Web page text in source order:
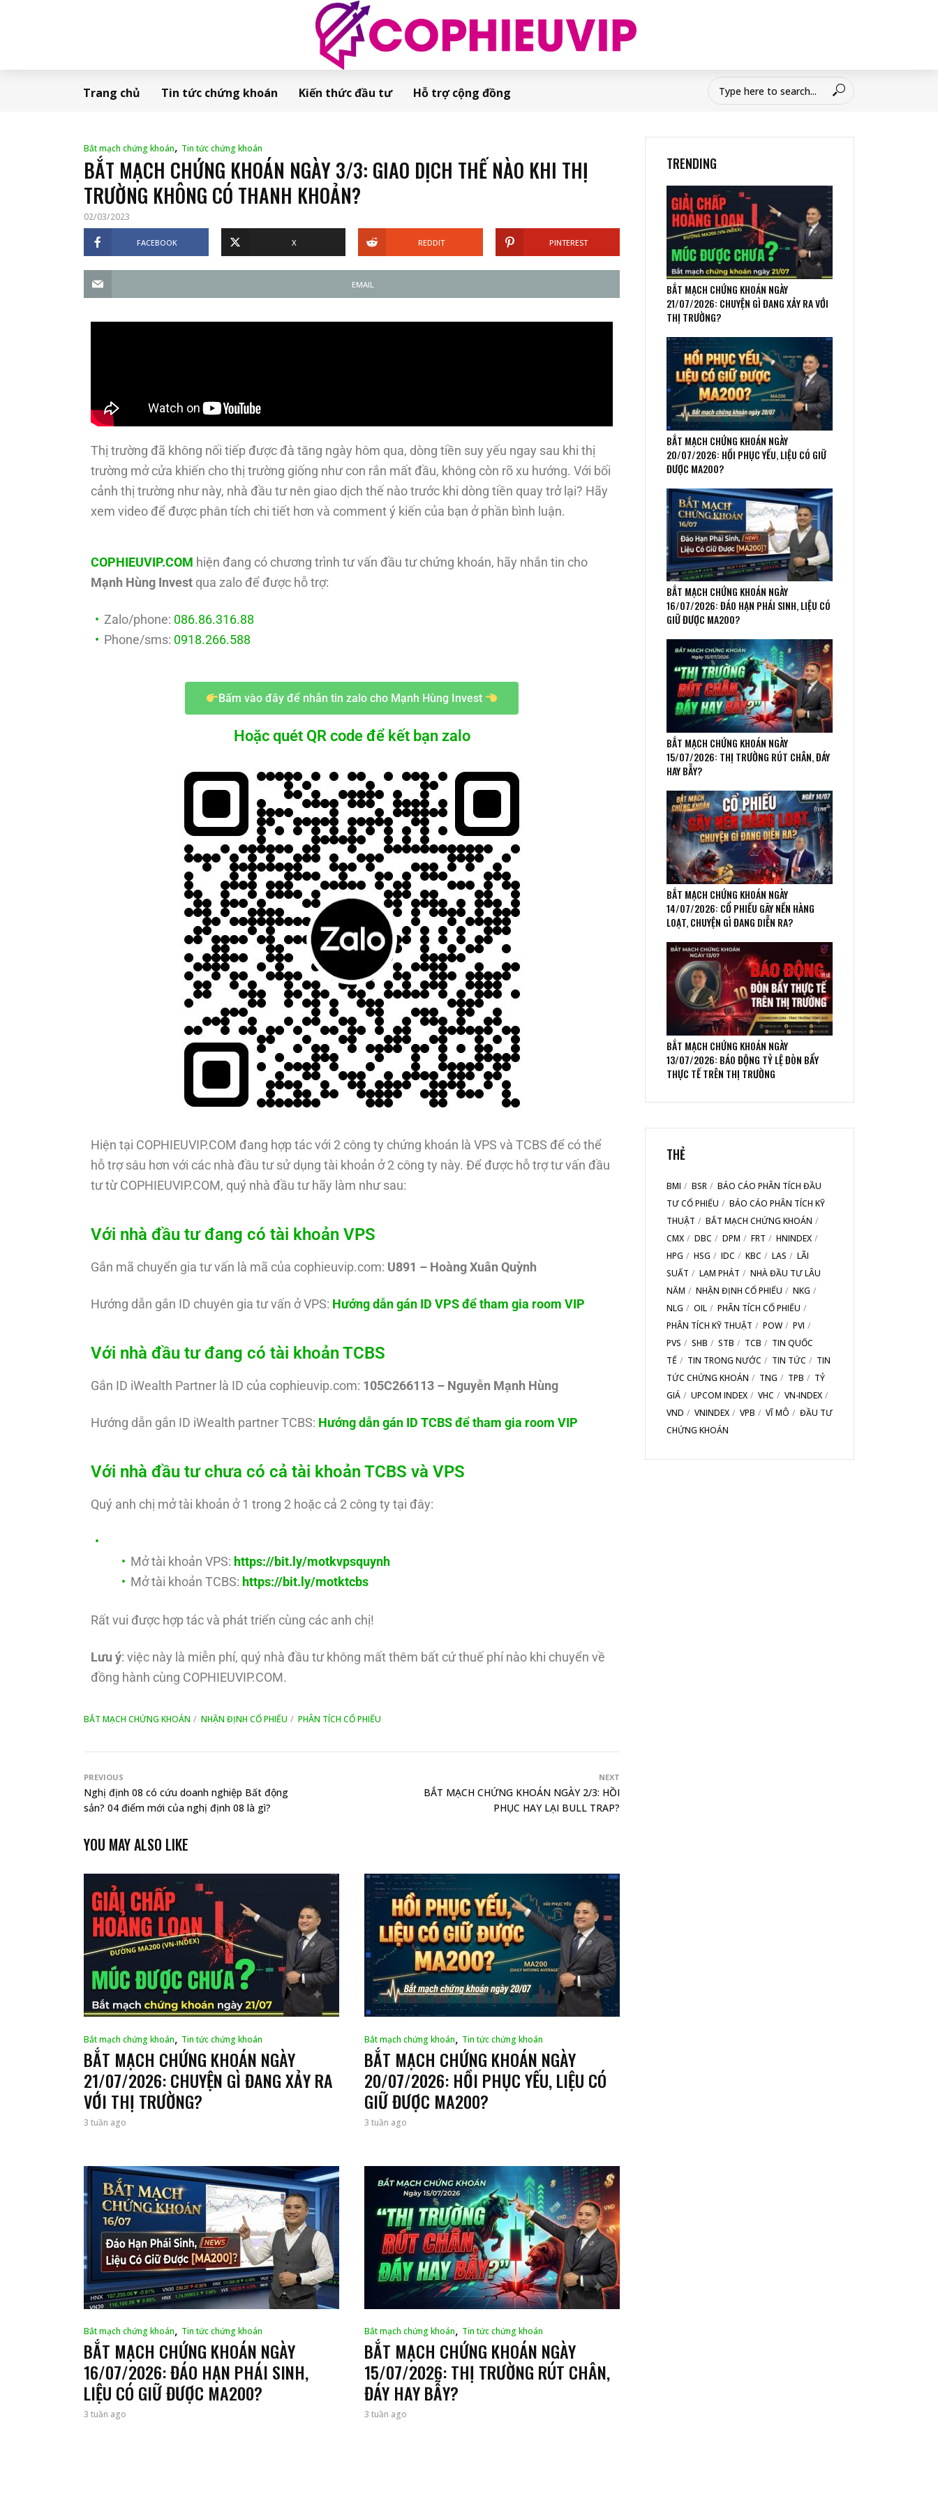
Trang chủ Tin tức chứng khoán Kiến thức đầu tư Hỗ trợ cộng đồng
Bắt mạch chứng khoán, Tin tức chứng khoán
BẮT MẠCH CHỨNG KHOÁN NGÀY 3/3: GIAO DỊCH THẾ NÀO KHI THỊ
TRƯỜNG KHÔNG CÓ THANH KHOẢN?
02/03/2023
FACEBOOK X REDDIT PINTEREST
EMAIL
Thị trường đã không nối tiếp được đà tăng ngày hôm qua, dòng tiền suy yếu ngay sau khi thị
trường mở cửa khiến cho thị trường giống như con rắn mất đầu, không còn rõ xu hướng. Với bối
cảnh thị trường như này, nhà đầu tư nên giao dịch thế nào trước khi dòng tiền quay trở lại? Hãy
xem video để được phân tích chi tiết hơn và comment ý kiến của bạn ở phần bình luận.
COPHIEUVIP.COM hiện đang có chương trình tư vấn đầu tư chứng khoán, hãy nhắn tin cho
Mạnh Hùng Invest qua zalo để được hỗ trợ:
Zalo/phone: 086.86.316.88
Phone/sms: 0918.266.588
Bấm vào đây để nhắn tin zalo cho Mạnh Hùng Invest
Hoặc quét QR code để kết bạn zalo
Hiện tại COPHIEUVIP.COM đang hợp tác với 2 công ty chứng khoán là VPS và TCBS để có thể
hỗ trợ sâu hơn với các nhà đầu tư sử dụng tài khoản ở 2 công ty này. Để được hỗ trợ tư vấn đầu
tư từ COPHIEUVIP.COM, quý nhà đầu tư hãy làm như sau:
Với nhà đầu tư đang có tài khoản VPS
Gắn mã chuyển gia tư vấn là mã của cophieuvip.com: U891 – Hoàng Xuân Quỳnh
Hướng dẫn gắn ID chuyên gia tư vấn ở VPS: Hướng dẫn gán ID VPS để tham gia room VIP
Với nhà đầu tư đang có tài khoản TCBS
Gắn ID iWealth Partner là ID của cophieuvip.com: 105C266113 – Nguyễn Mạnh Hùng
Hướng dẫn gắn ID iWealth partner TCBS: Hướng dẫn gán ID TCBS để tham gia room VIP
Với nhà đầu tư chưa có cả tài khoản TCBS và VPS
Quý anh chị mở tài khoản ở 1 trong 2 hoặc cả 2 công ty tại đây:
Mở tài khoản VPS: https://bit.ly/motkvpsquynh
Mở tài khoản TCBS: https://bit.ly/motktcbs
Rất vui được hợp tác và phát triển cùng các anh chị!
Lưu ý: việc này là miễn phí, quý nhà đầu tư không mất thêm bất cứ thuế phí nào khi chuyển về
đồng hành cùng COPHIEUVIP.COM.
BẮT MẠCH CHỨNG KHOÁN NHẬN ĐỊNH CỔ PHIẾU PHÂN TÍCH CỔ PHIẾU
PREVIOUS
Nghị định 08 có cứu doanh nghiệp Bất động
sản? 04 điểm mới của nghị định 08 là gì?
NEXT
BẮT MẠCH CHỨNG KHOÁN NGÀY 2/3: HỒI
PHỤC HAY LẠI BULL TRAP?
YOU MAY ALSO LIKE
Bắt mạch chứng khoán, Tin tức chứng khoán
BẮT MẠCH CHỨNG KHOÁN NGÀY
21/07/2026: CHUYỆN GÌ ĐANG XẢY RA
VỚI THỊ TRƯỜNG?
3 tuần ago
Bắt mạch chứng khoán, Tin tức chứng khoán
BẮT MẠCH CHỨNG KHOÁN NGÀY
20/07/2026: HỒI PHỤC YẾU, LIỆU CÓ
GIỮ ĐƯỢC MA200?
3 tuần ago
Bắt mạch chứng khoán, Tin tức chứng khoán
BẮT MẠCH CHỨNG KHOÁN NGÀY
16/07/2026: ĐÁO HẠN PHÁI SINH,
LIỆU CÓ GIỮ ĐƯỢC MA200?
3 tuần ago
Bắt mạch chứng khoán, Tin tức chứng khoán
BẮT MẠCH CHỨNG KHOÁN NGÀY
15/07/2026: THỊ TRƯỜNG RÚT CHÂN,
ĐÁY HAY BẪY?
3 tuần ago
TRENDING
BẮT MẠCH CHỨNG KHOÁN NGÀY
21/07/2026: CHUYỆN GÌ ĐANG XẢY RA VỚI
THỊ TRƯỜNG?
BẮT MẠCH CHỨNG KHOÁN NGÀY
20/07/2026: HỒI PHỤC YẾU, LIỆU CÓ GIỮ
ĐƯỢC MA200?
BẮT MẠCH CHỨNG KHOÁN NGÀY
16/07/2026: ĐÁO HẠN PHÁI SINH, LIỆU CÓ
GIỮ ĐƯỢC MA200?
BẮT MẠCH CHỨNG KHOÁN NGÀY
15/07/2026: THỊ TRƯỜNG RÚT CHÂN, ĐÁY
HAY BẪY?
BẮT MẠCH CHỨNG KHOÁN NGÀY
14/07/2026: CỔ PHIẾU GÃY NỀN HÀNG
LOẠT, CHUYỆN GÌ ĐANG DIỄN RA?
BẮT MẠCH CHỨNG KHOÁN NGÀY
13/07/2026: BÁO ĐỘNG TỶ LỆ ĐÒN BẨY
THỰC TẾ TRÊN THỊ TRƯỜNG
THẺ
BMI BSR
BÁO CÁO PHÂN TÍCH ĐẦU
TƯ CỔ PHIẾU
BÁO CÁO PHÂN TÍCH KỸ
THUẬT
BẮT MẠCH CHỨNG KHOÁN
CMX
DBC DPM FRT
HNINDEX
HPG
HSG IDC KBC LAS
LÃI
SUẤT
LẠM PHÁT
NHÀ ĐẦU TƯ LÂU
NĂM
NHẬN ĐỊNH CỔ PHIẾU
NKG
NLG
OIL
PHÂN TÍCH CỔ PHIẾU
PHÂN TÍCH KỸ THUẬT
POW
PVI
PVS
SHB STB TCB
TIN QUỐC
TẾ
TIN TRONG NƯỚC TIN TỨC
TIN
TỨC CHỨNG KHOÁN
TNG TPB
TỶ
GIÁ
UPCOM INDEX VHC
VN-INDEX
VND
VNINDEX VPB VĨ MÔ
ĐẦU TƯ
CHỨNG KHOÁN